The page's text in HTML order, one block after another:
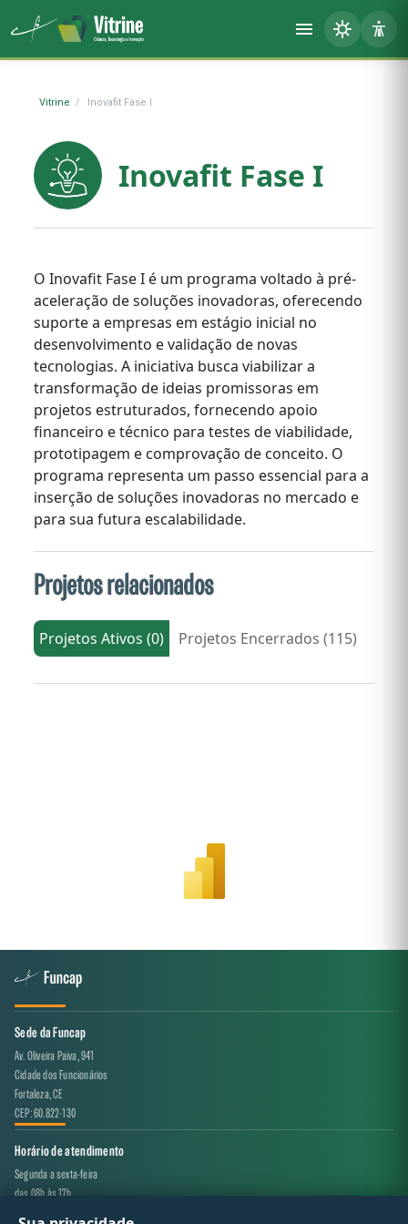
Vitrine Inovafit Fase I
Inovafit Fase I
O Inovafit Fase I é um programa voltado à pré-
aceleração de soluções inovadoras, oferecendo
suporte a empresas em estágio inicial no
desenvolvimento e validação de novas
tecnologias. A iniciativa busca viabilizar a
transformação de ideias promissoras em
projetos estruturados, fornecendo apoio
financeiro e técnico para testes de viabilidade,
prototipagem e comprovação de conceito. O
programa representa um passo essencial para a
inserção de soluções inovadoras no mercado e
para sua futura escalabilidade.
Projetos relacionados
Projetos Ativos (0) Projetos Encerrados (115)
Sede da Funcap
Av. Oliveira Paiva, 941
Cidade dos Funcionários
Fortaleza, CE
CEP: 60.822-130
Horário de atendimento
Segunda a sexta-feira
das 08h às 17h